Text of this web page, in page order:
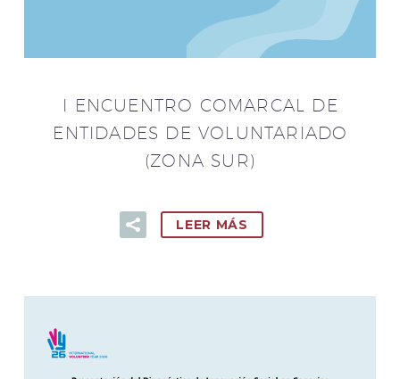
I ENCUENTRO COMARCAL DE
ENTIDADES DE VOLUNTARIADO
(ZONA SUR)
LEER MÁS